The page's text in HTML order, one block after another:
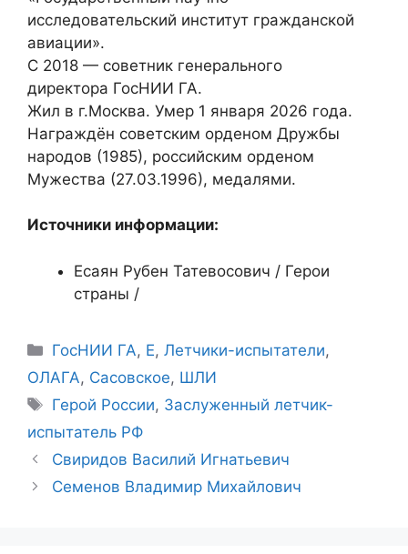
исследовательский институт гражданской
авиации».
C 2018 — советник генерального
директора ГосНИИ ГА.
Жил в г.Москва. Умер 1 января 2026 года.
Награждён советским орденом Дружбы
народов (1985), российским орденом
Мужества (27.03.1996), медалями.
Источники информации:
Есаян Рубен Татевосович / Герои
страны /
Рубрики
ГосНИИ ГА, Е,Летчики-испытатели,
ОЛАГА, Сасовское, ШЛИ
Метки
Герой России, Заслуженный летчик-
испытатель РФ
Свиридов Василий Игнатьевич
Семенов Владимир Михайлович